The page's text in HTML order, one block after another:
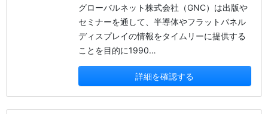
グローバルネット株式会社（GNC）は出版や
セミナーを通して、半導体やフラットパネル
ディスプレイの情報をタイムリーに提供する
ことを目的に1990…
詳細を確認する